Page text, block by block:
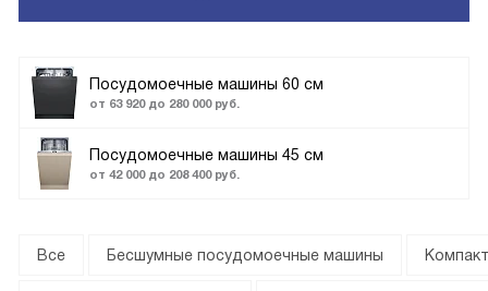
Посудомоечные машины 60 см
от 63 920 до 280 000 руб.
Посудомоечные машины 45 см
от 42 000 до 208 400 руб.
Все Бесшумные посудомоечные машины